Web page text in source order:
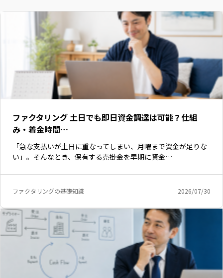
ファクタリング 土日でも即日資金調達は可能？仕組
み・着金時間…
「急な支払いが土日に重なってしまい、月曜まで資金が足りな
い」。そんなとき、保有する売掛金を早期に資金…
ファクタリングの基礎知識 2026/07/30